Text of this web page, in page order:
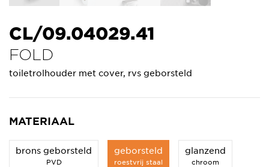
CL/09.04029.41
FOLD
toiletrolhouder met cover, rvs geborsteld
MATERIAAL
brons geborsteld
PVD
geborsteld
roestvrij staal
glanzend
chroom